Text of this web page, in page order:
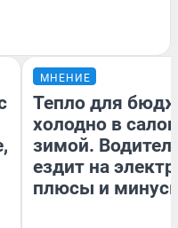
МНЕНИЕ
Тепло для
холодно в
зимой.
ездит на
плюсы и